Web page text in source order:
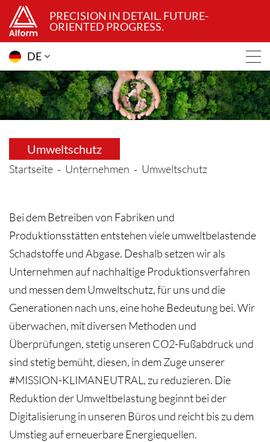
PRECISION IN DETAIL. FUTURE-
ORIENTED PROGRESS.
DE
Umweltschutz
Startseite Unternehmen Umweltschutz
Bei dem Betreiben von Fabriken und
Produktionsstätten entstehen viele umweltbelastende
Schadstoffe und Abgase. Deshalb setzen wir als
Unternehmen auf nachhaltige Produktionsverfahren
und messen dem Umweltschutz, für uns und die
Generationen nach uns, eine hohe Bedeutung bei. Wir
überwachen, mit diversen Methoden und
Überprüfungen, stetig unseren CO2-Fußabdruck und
sind stetig bemüht, diesen, in dem Zuge unserer
#MISSION-KLIMANEUTRAL, zu reduzieren. Die
Reduktion der Umweltbelastung beginnt bei der
Digitalisierung in unseren Büros und reicht bis zu dem
Umstieg auf erneuerbare Energiequellen.